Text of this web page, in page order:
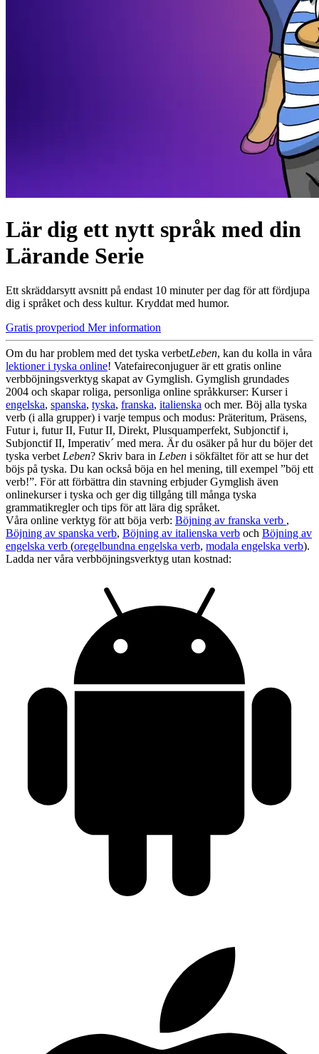
Lär dig ett nytt språk med din
Lärande Serie
Ett skräddarsytt avsnitt på endast 10 minuter per dag för att fördjupa
dig i språket och dess kultur. Kryddat med humor.
Gratis provperiod Mer information
Om du har problem med det tyska verbetLeben, kan du kolla in våra
lektioner i tyska online! Vatefaireconjuguer är ett gratis online
verbböjningsverktyg skapat av Gymglish. Gymglish grundades
2004 och skapar roliga, personliga online språkkurser: Kurser i
engelska, spanska, tyska, franska, italienska och mer. Böj alla tyska
verb (i alla grupper) i varje tempus och modus: Präteritum, Präsens,
Futur i, futur II, Futur II, Direkt, Plusquamperfekt, Subjonctif i,
Subjonctif II, Imperativ´ med mera. Är du osäker på hur du böjer det
tyska verbet Leben? Skriv bara in Leben i sökfältet för att se hur det
böjs på tyska. Du kan också böja en hel mening, till exempel ”böj ett
verb!”. För att förbättra din stavning erbjuder Gymglish även
onlinekurser i tyska och ger dig tillgång till många tyska
grammatikregler och tips för att lära dig språket.
Våra online verktyg för att böja verb: Böjning av franska verb ,
Böjning av spanska verb, Böjning av italienska verb och Böjning av
engelska verb (oregelbundna engelska verb, modala engelska verb).
Ladda ner våra verbböjningsverktyg utan kostnad: